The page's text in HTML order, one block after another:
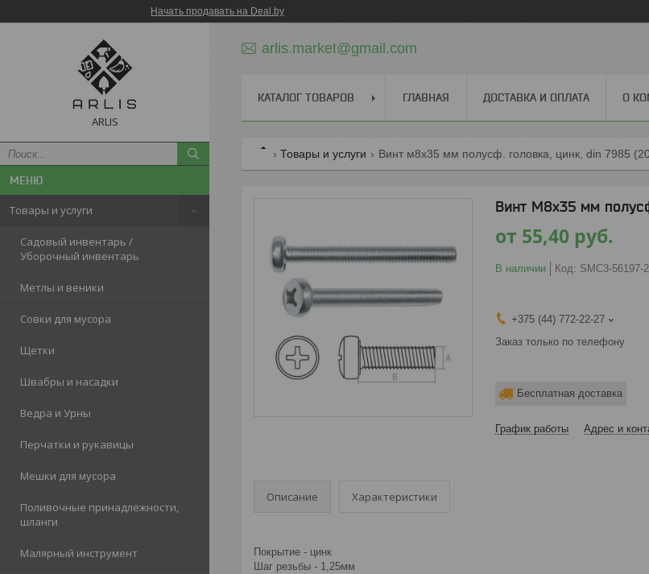
Начать продавать на Deal.by
ARLIS
Товары и услуги
Садовый инвентарь /
Уборочный инвентарь
Метлы и веники
Совки для мусора
Щетки
Швабры и насадки
Ведра и Урны
Перчатки и рукавицы
Мешки для мусора
Поливочные принадлежности,
шланги
Малярный инструмент
arlis.market@gmail.com
КАТАЛОГ ТОВАРОВ ГЛАВНАЯ ДОСТАВКА И ОПЛАТА О
Товары и услуги Винт м8х35 мм полусф. головка, цинк, din 7985
Винт М8х35 мм
от 55,40 руб.
В наличии Код: SMC3-56197-
+375 (44) 772-22-27
Заказ только по телефону
Бесплатная доставка
График работы Адрес и
Описание Характеристики
Покрытие - цинк
Шаг резьбы - 1,25мм